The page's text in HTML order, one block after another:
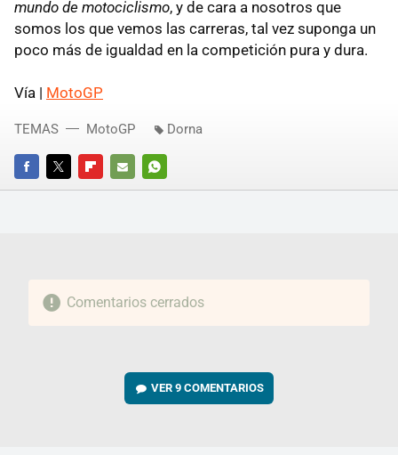
mundo de motociclismo, y de cara a nosotros que
somos los que vemos las carreras, tal vez suponga un
poco más de igualdad en la competición pura y dura.
Vía | MotoGP
FACEBOOKTWITTERFLIPBOARD
E-
WHATSAPP
TEMAS MotoGP Dorna
Comentarios cerrados
VER9 COMENTARIOS